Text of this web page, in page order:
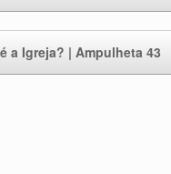
a Igreja? | Ampulheta 43